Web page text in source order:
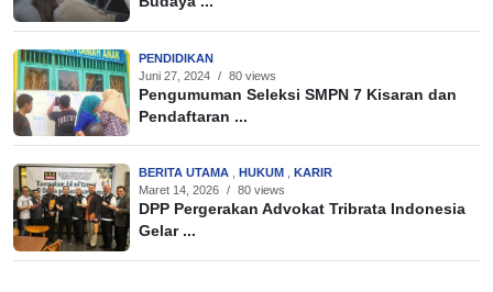
PENDIDIKAN
Juni 27, 2024 / 80 views
Pengumuman Seleksi SMPN 7 Kisaran dan
Pendaftaran ...
BERITA UTAMA HUKUM
KARIR
Maret 14, 2026 / 80 views
DPP Pergerakan Advokat Tribrata Indonesia
Gelar ...